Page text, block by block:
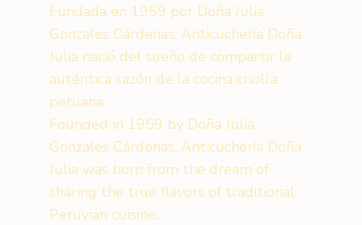
Fundada en 1959 por Doña Julia
Gonzales Cárdenas, Anticuchería Doña
Julia nació del sueño de compartir la
auténtica sazón de la cocina criolla
peruana.
Founded in 1959 by Doña Julia
Gonzales Cárdenas, Anticuchería Doña
Julia was born from the dream of
sharing the true flavors of traditional
Peruvian cuisine.